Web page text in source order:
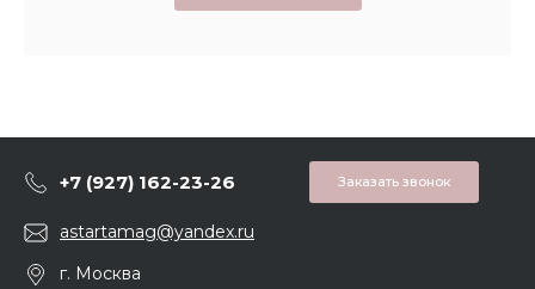
+7 (927) 162-23-26 Заказать звонок
astartamag@yandex.ru
г. Москва